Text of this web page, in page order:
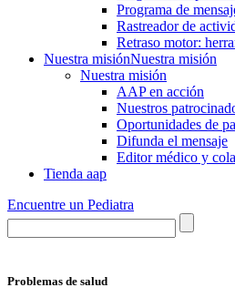
Programa de
Rastre​​ador de
Retraso motor:
Nuestra misiónNuestra misión
Nuestra misión
AAP en acción
Nuestros
Oportunidades de
Difunda el mensaje
Editor médico y
Tienda aap
Encuentre un Pediatra
Problemas de salud